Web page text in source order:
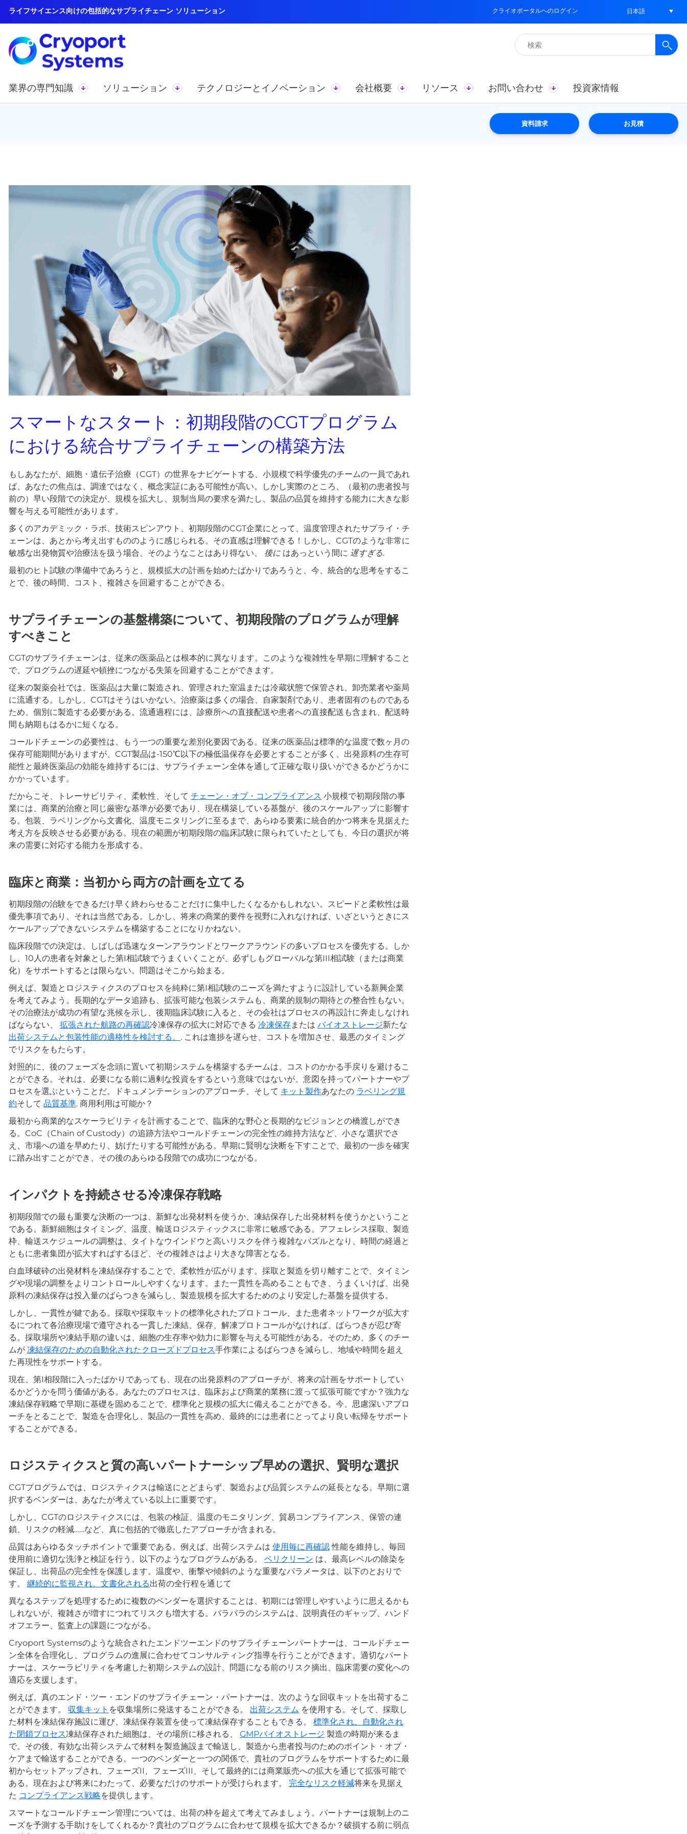
ライフサイエンス向けの包括的なサプライチェーン ソリューション クライオポータルへのログイン 日本語
検
索:
業界の専門知識 ソリューション テクノロジーとイノベーション 会社概要 リソース お問い合わせ 投資家情報
資料請求 お見積
スマートなスタート：初期段階のCGTプログラム
における統合サプライチェーンの構築方法
もしあなたが、細胞・遺伝子治療（CGT）の世界をナビゲートする、小規模で科学優先のチームの一員であれ
ば、あなたの焦点は、調達ではなく、概念実証にある可能性が高い。しかし実際のところ、（最初の患者投与
前の）早い段階での決定が、規模を拡大し、規制当局の要求を満たし、製品の品質を維持する能力に大きな影
響を与える可能性があります。
多くのアカデミック・ラボ、技術スピンアウト、初期段階のCGT企業にとって、温度管理されたサプライ・チ
ェーンは、あとから考え出すもののように感じられる。その直感は理解できる！しかし、CGTのような非常に
敏感な出発物質や治療法を扱う場合、そのようなことはあり得ない、 後に はあっという間に 遅すぎる.
最初のヒト試験の準備中であろうと、規模拡大の計画を始めたばかりであろうと、今、統合的な思考をするこ
とで、後の時間、コスト、複雑さを回避することができる。
サプライチェーンの基盤構築について、初期段階のプログラムが理解
すべきこと
CGTのサプライチェーンは、従来の医薬品とは根本的に異なります。このような複雑性を早期に理解すること
で、プログラムの遅延や頓挫につながる失策を回避することができます。
従来の製薬会社では、医薬品は大量に製造され、管理された室温または冷蔵状態で保管され、卸売業者や薬局
に流通する。しかし、CGTはそうはいかない。治療薬は多くの場合、自家製剤であり、患者固有のものである
ため、個別に製造する必要がある。流通過程には、診療所への直接配送や患者への直接配送も含まれ、配送時
間も納期もはるかに短くなる。
コールドチェーンの必要性は、もう一つの重要な差別化要因である。従来の医薬品は標準的な温度で数ヶ月の
保存可能期間がありますが、CGT製品は-150℃以下の極低温保存を必要とすることが多く、出発原料の生存可
能性と最終医薬品の効能を維持するには、サプライチェーン全体を通して正確な取り扱いができるかどうかに
かかっています。
だからこそ、トレーサビリティ、柔軟性、そして チェーン・オブ・コンプライアンス 小規模で初期段階の事
業には、商業的治療と同じ厳密な基準が必要であり、現在構築している基盤が、後のスケールアップに影響す
る。包装、ラベリングから文書化、温度モニタリングに至るまで、あらゆる要素に統合的かつ将来を見据えた
考え方を反映させる必要がある。現在の範囲が初期段階の臨床試験に限られていたとしても、今日の選択が将
来の需要に対応する能力を形成する。
臨床と商業：当初から両方の計画を立てる
初期段階の治験をできるだけ早く終わらせることだけに集中したくなるかもしれない。スピードと柔軟性は最
優先事項であり、それは当然である。しかし、将来の商業的要件を視野に入れなければ、いざというときにス
ケールアップできないシステムを構築することになりかねない。
臨床段階での決定は、しばしば迅速なターンアラウンドとワークアラウンドの多いプロセスを優先する。しか
し、10人の患者を対象とした第I相試験でうまくいくことが、必ずしもグローバルな第III相試験（または商業
化）をサポートするとは限らない。問題はそこから始まる。
例えば、製造とロジスティクスのプロセスを純粋に第I相試験のニーズを満たすように設計している新興企業
を考えてみよう。長期的なデータ追跡も、拡張可能な包装システムも、商業的規制の期待との整合性もない。
その治療法が成功の有望な兆候を示し、後期臨床試験に入ると、その会社はプロセスの再設計に奔走しなけれ
ばならない、 拡張された航路の再確認冷凍保存の拡大に対応できる 冷凍保存または バイオストレージ新たな
出荷システムと包装性能の適格性を検討する。 . これは進捗を遅らせ、コストを増加させ、最悪のタイミング
でリスクをもたらす。
対照的に、後のフェーズを念頭に置いて初期システムを構築するチームは、コストのかかる手戻りを避けるこ
とができる。それは、必要になる前に過剰な投資をするという意味ではないが、意図を持ってパートナーやプ
ロセスを選ぶということだ。ドキュメンテーションのアプローチ、そして キット製作あなたの ラベリング規
約そして 品質基準. 商用利用は可能か？
最初から商業的なスケーラビリティを計画することで、臨床的な野心と長期的なビジョンとの橋渡しができ
る。CoC（Chain of Custody）の追跡方法やコールドチェーンの完全性の維持方法など、小さな選択でさ
え、市場への道を早めたり、妨げたりする可能性がある。早期に賢明な決断を下すことで、最初の一歩を確実
に踏み出すことができ、その後のあらゆる段階での成功につながる。
インパクトを持続させる冷凍保存戦略
初期段階での最も重要な決断の一つは、新鮮な出発材料を使うか、凍結保存した出発材料を使うかということ
である。新鮮細胞はタイミング、温度、輸送ロジスティックスに非常に敏感である。アフェレシス採取、製造
枠、輸送スケジュールの調整は、タイトなウインドウと高いリスクを伴う複雑なパズルとなり、時間の経過と
ともに患者集団が拡大すればするほど、その複雑さはより大きな障害となる。
白血球破砕の出発材料を凍結保存することで、柔軟性が広がります。採取と製造を切り離すことで、タイミン
グや現場の調整をよりコントロールしやすくなります。また一貫性を高めることもでき、うまくいけば、出発
原料の凍結保存は投入量のばらつきを減らし、製造規模を拡大するためのより安定した基盤を提供する。
しかし、一貫性が鍵である。採取や採取キットの標準化されたプロトコール、また患者ネットワークが拡大す
るにつれて各治療現場で遵守される一貫した凍結、保存、解凍プロトコールがなければ、ばらつきが忍び寄
る。採取場所や凍結手順の違いは、細胞の生存率や効力に影響を与える可能性がある。そのため、多くのチー
ムが 凍結保存のための自動化されたクローズドプロセス手作業によるばらつきを減らし、地域や時間を超え
た再現性をサポートする。
現在、第I相段階に入ったばかりであっても、現在の出発原料のアプローチが、将来の計画をサポートしてい
るかどうかを問う価値がある。あなたのプロセスは、臨床および商業的業務に渡って拡張可能ですか？強力な
凍結保存戦略で早期に基礎を固めることで、標準化と規模の拡大に備えることができる。今、思慮深いアプロ
ーチをとることで、製造を合理化し、製品の一貫性を高め、最終的には患者にとってより良い転帰をサポート
することができる。
ロジスティクスと質の高いパートナーシップ早めの選択、賢明な選択
CGTプログラムでは、ロジスティクスは輸送にとどまらず、製造および品質システムの延長となる。早期に選
択するベンダーは、あなたが考えている以上に重要です。
しかし、CGTのロジスティクスには、包装の検証、温度のモニタリング、貿易コンプライアンス、保管の連
鎖、リスクの軽減……など、真に包括的で徹底したアプローチが含まれる。
品質はあらゆるタッチポイントで重要である。例えば、出荷システムは 使用毎に再確認性能を維持し、毎回
使用前に適切な洗浄と検証を行う。以下のようなプログラムがある。 ベリクリーン は、最高レベルの除染を
保証し、出荷品の完全性を保護します。温度や、衝撃や傾斜のような重要なパラメータは、以下のとおりで
す。 継続的に監視され、文書化される出荷の全行程を通じて
異なるステップを処理するために複数のベンダーを選択することは、初期には管理しやすいように思えるかも
しれないが、複雑さが増すにつれてリスクも増大する。バラバラのシステムは、説明責任のギャップ、ハンド
オフエラー、監査上の課題につながる。
Cryoport Systemsのような統合されたエンドツーエンドのサプライチェーンパートナーは、コールドチェー
ン全体を合理化し、プログラムの進展に合わせてコンサルティング指導を行うことができます。適切なパート
ナーは、スケーラビリティを考慮した初期システムの設計、問題になる前のリスク摘出、臨床需要の変化への
適応を支援します。
例えば、真のエンド・ツー・エンドのサプライチェーン・パートナーは、次のような回収キットを出荷するこ
とができます。 収集キット を収集場所に発送することができる。 出荷システム を使用する。そして、採取し
た材料を凍結保存施設に運び、凍結保存装置を使って凍結保存することもできる。 標準化され、自動化され
た閉鎖プロセス凍結保存された細胞は、その場所に移される、 GMPバイオストレージ 製造の時期が来るま
で。その後、有効な出荷システムで材料を製造施設まで輸送し、製造から患者投与のためのポイント・オブ・
ケアまで輸送することができる。一つのベンダーと一つの関係で、貴社のプログラムをサポートするために最
初からセットアップされ、フェーズII、フェーズIII、そして最終的には商業販売への拡大を通じて拡張可能で
ある。現在および将来にわたって、必要なだけのサポートが受けられます。 完全なリスク軽減将来を見据え
た コンプライアンス戦略を提供します。
スマートなコールドチェーン管理については、出荷の枠を超えて考えてみましょう。パートナーは規制上のニ
ーズを予測する手助けをしてくれるか？貴社のプログラムに合わせて規模を拡大できるか？破損する前に弱点